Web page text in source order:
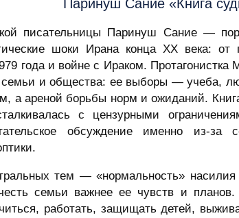
Паринуш Сание «Книга
писательницы Паринуш Сание —
шоки Ирана конца XX века: от
года и войне с Ираком. Протагонистка
и общества: ее выборы — учеба,
а ареной борьбы норм и ожиданий.
с цензурными
обсуждение именно из-за
тем — «нормальность»
семьи важнее ее чувств и
работать, защищать детей,